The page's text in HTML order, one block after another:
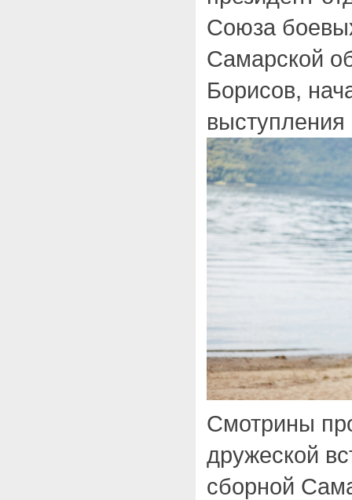
Союза
Самарской
Борисов,
выступления
Смотрины
дружеской
сборной